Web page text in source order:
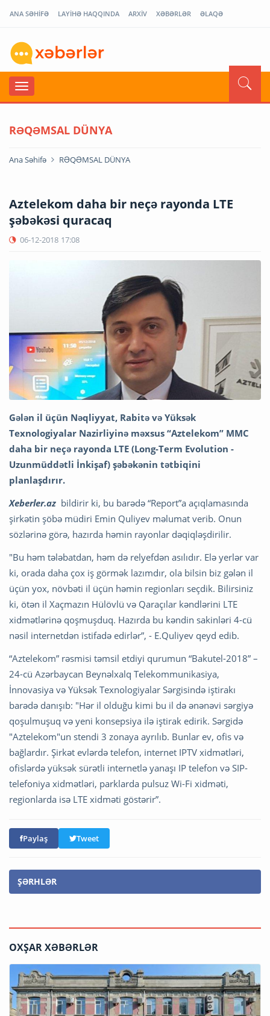
ANA SƏHİFƏ LAYİHƏ HAQQINDA ARXİV XƏBƏRLƏR ƏLAQƏ
RƏQƏMSAL DÜNYA
Ana Səhifə RƏQƏMSAL DÜNYA
Aztelekom daha bir neçə rayonda LTE
şəbəkəsi quracaq
06-12-2018 17:08
Gələn il üçün Nəqliyyat, Rabitə və Yüksək
Texnologiyalar Nazirliyinə məxsus “Aztelekom” MMC
daha bir neçə rayonda LTE (Long-Term Evolution -
Uzunmüddətli İnkişaf) şəbəkənin tətbiqini
planlaşdırır.
Xeberler.az bildirir ki, bu barədə “Report”a açıqlamasında
şirkətin şöbə müdiri Emin Quliyev məlumat verib. Onun
sözlərinə görə, hazırda həmin rayonlar dəqiqləşdirilir.
"Bu həm tələbatdan, həm də relyefdən asılıdır. Elə yerlər var
ki, orada daha çox iş görmək lazımdır, ola bilsin biz gələn il
üçün yox, növbəti il üçün həmin regionları seçdik. Bilirsiniz
ki, ötən il Xaçmazın Hülövlü və Qaraçılar kəndlərini LTE
xidmətlərinə qoşmuşduq. Hazırda bu kəndin sakinləri 4-cü
nəsil internetdən istifadə edirlər”, - E.Quliyev qeyd edib.
“Aztelekom” rəsmisi təmsil etdiyi qurumun “Bakutel-2018” –
24-cü Azərbaycan Beynəlxalq Telekommunikasiya,
İnnovasiya və Yüksək Texnologiyalar Sərgisində iştirakı
barədə danışıb: "Hər il olduğu kimi bu il də ənənəvi sərgiyə
qoşulmuşuq və yeni konsepsiya ilə iştirak edirik. Sərgidə
"Aztelekom"un stendi 3 zonaya ayrılıb. Bunlar ev, ofis və
bağlardır. Şirkət evlərdə telefon, internet IPTV xidmətləri,
ofislərdə yüksək sürətli internetlə yanaşı IP telefon və SIP-
telefoniya xidmətləri, parklarda pulsuz Wi-Fi xidməti,
regionlarda isə LTE xidməti göstərir”.
Paylaş Tweet
ŞƏRHLƏR
OXŞAR XƏBƏRLƏR